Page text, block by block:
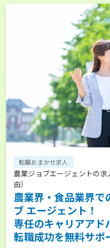
転職おまかせ求人
農業ジョブエージェントの
由）
農業界・食品業界で
ブ エージェント！
専任のキャリアアド
転職成功を無料サポ